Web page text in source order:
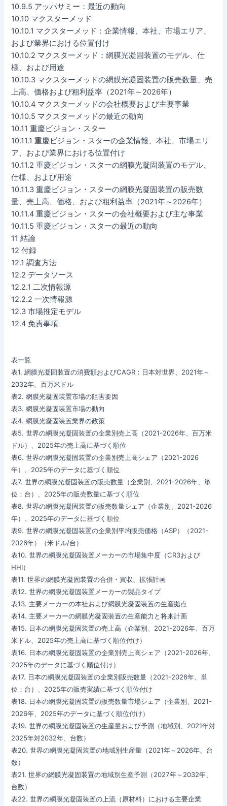
10.9.5 アッパサミー：最近の動向
10.10 マクスターメッド
10.10.1 マクスターメッド：企業情報、本社、市場エリア、
および業界における位置付け
10.10.2 マクスターメッド：網膜光凝固装置のモデル、仕
様、および用途
10.10.3 マクスターメッドの網膜光凝固装置の販売数量、売
上高、価格および粗利益率（2021年～2026年）
10.10.4 マクスターメッドの会社概要および主要事業
10.10.5 マクスターメッドの最近の動向
10.11 重慶ビジョン・スター
10.11.1 重慶ビジョン・スターの企業情報、本社、市場エリ
ア、および業界における位置付け
10.11.2 重慶ビジョン・スターの網膜光凝固装置のモデル、
仕様、および用途
10.11.3 重慶ビジョン・スターの網膜光凝固装置の販売数
量、売上高、価格、および粗利益率（2021年～2026年）
10.11.4 重慶ビジョン・スターの会社概要および主な事業
10.11.5 重慶ビジョン・スターの最近の動向
11 結論
12 付録
12.1 調査方法
12.2 データソース
12.2.1 二次情報源
12.2.2 一次情報源
12.3 市場推定モデル
12.4 免責事項
表一覧
表1. 網膜光凝固装置の消費額およびCAGR：日本対世界、2021年～
2032年、百万米ドル
表2. 網膜光凝固装置市場の阻害要因
表3. 網膜光凝固装置市場の動向
表4. 網膜光凝固装置業界の政策
表5. 世界の網膜光凝固装置の企業別売上高（2021-2026年、百万米
ドル）、2025年の売上高に基づく順位
表6. 世界の網膜光凝固装置の企業別売上高シェア（2021-2026
年）、2025年のデータに基づく順位
表7. 世界の網膜光凝固装置の販売数量（企業別、2021-2026年、単
位：台）、2025年の販売数量に基づく順位
表8. 世界の網膜光凝固装置の販売数量シェア（企業別、2021-2026
年）、2025年のデータに基づく順位
表9. 世界の網膜光凝固装置の企業別平均販売価格（ASP）（2021-
2026年）（米ドル/台）
表10. 世界の網膜光凝固装置メーカーの市場集中度（CR3および
HHI）
表11. 世界の網膜光凝固装置の合併・買収、拡張計画
表12. 世界の網膜光凝固装置メーカーの製品タイプ
表13. 主要メーカーの本社および網膜光凝固装置の生産拠点
表14. 主要メーカーの網膜光凝固装置の生産能力と将来計画
表15. 日本の網膜光凝固装置の売上高（企業別、2021-2026年、百万
米ドル、2025年の売上高に基づく順位付け）
表16. 日本の網膜光凝固装置の企業別売上高シェア（2021-2026年、
2025年のデータに基づく順位付け）
表17. 日本の網膜光凝固装置の企業別販売数量（2021-2026年、単
位：台）、2025年の販売実績に基づく順位付け
表18. 日本の網膜光凝固装置の販売数量市場シェア（企業別、2021-
2026年、2025年のデータに基づく順位付け）
表19. 世界の網膜光凝固装置の生産量および予測（地域別、2021年対
2025年対2032年、台数）
表20. 世界の網膜光凝固装置の地域別生産量（2021年～2026年、台
数）
表21. 世界の網膜光凝固装置の地域別生産予測（2027年～2032年、
台数）
表22. 世界の網膜光凝固装置の上流（原材料）における主要企業